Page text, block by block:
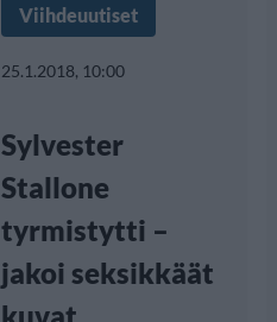
Viihdeuutiset
25.1.2018, 10:00
Sylvester
Stallone
tyrmistytti –
jakoi seksikkäät